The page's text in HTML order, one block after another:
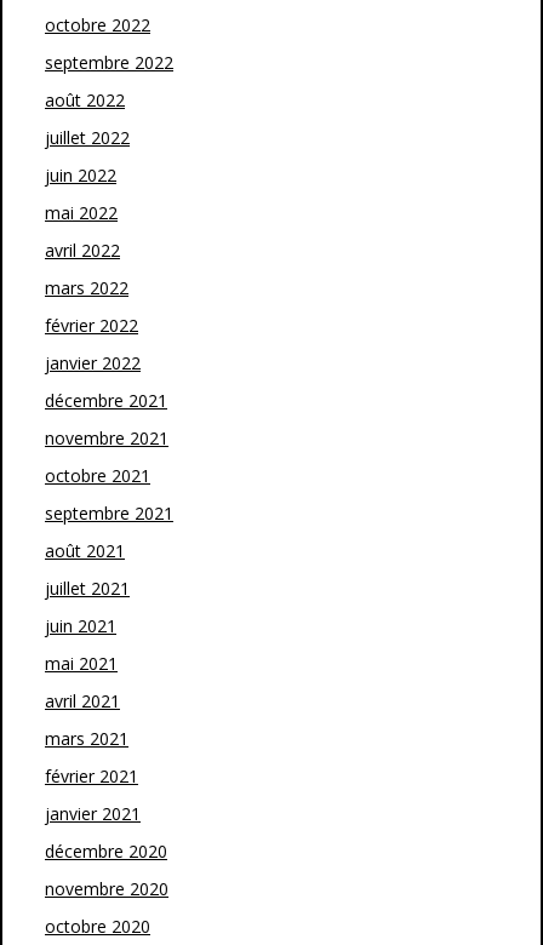
octobre 2022
septembre 2022
août 2022
juillet 2022
juin 2022
mai 2022
avril 2022
mars 2022
février 2022
janvier 2022
décembre 2021
novembre 2021
octobre 2021
septembre 2021
août 2021
juillet 2021
juin 2021
mai 2021
avril 2021
mars 2021
février 2021
janvier 2021
décembre 2020
novembre 2020
octobre 2020